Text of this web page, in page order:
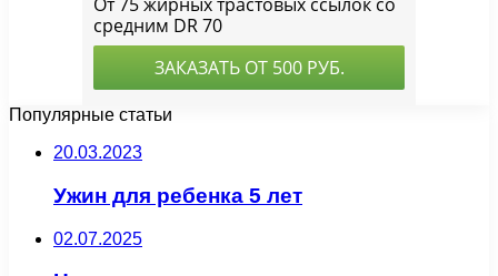
Популярные статьи
20.03.2023
Ужин для ребенка 5 лет
02.07.2025